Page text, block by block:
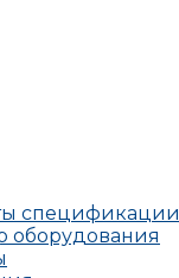
спецификации
оборудования